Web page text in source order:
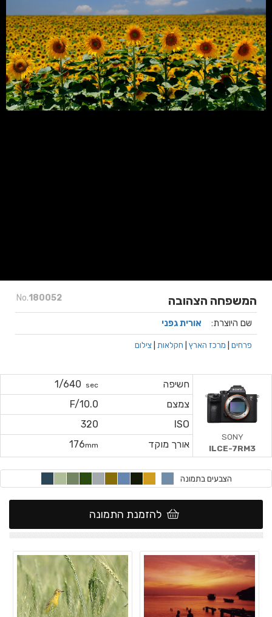
No.180052 המשפחה הצהובה
שם היוצרת: אורית גפני
פרחים מרכז הארץ חקלאות צילום
חשיפה sec
1/640
צמצם
F/10.0
ISO
320
אורך מוקד
176mm
SONY
ILCE-7RM3
הצבעים בתמונה
להזמנת התמונה